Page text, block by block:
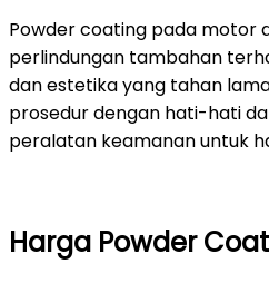
Powder coating pada motor
perlindungan tambahan
dan estetika yang tahan
prosedur dengan hati-hati
peralatan keamanan untuk
Harga Powder